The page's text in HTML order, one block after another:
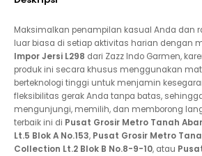
Maksimalkan penampilan kasual Anda dan
luar biasa di setiap aktivitas harian dengan
Impor Jersi L298 dari Zazz Indo Garmen,
produk ini secara khusus menggunakan
berteknologi tinggi untuk menjamin
fleksibilitas gerak Anda tanpa batas,
mengunjungi, memilih, dan memborong
terbaik ini di Pusat Grosir Metro Tanah
Lt.5 Blok A No.153, Pusat Grosir Metro
Collection Lt.2 Blok B No.8-9-10, atau